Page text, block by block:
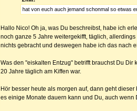
hat von euch auch jemand schonmal so etwas
Hallo Nico! Oh ja, was Du beschreibst, habe ich
noch ganze 5 Jahre weitergekifft, täglich,
nichts gebracht und deswegen habe ich das nach
Was den "eiskalten Entzug" betrifft brauchst Du
20 Jahre täglich am Kiffen war.
Hör besser heute als morgen auf, dann geht
es einige Monate dauern kann und Du, auch